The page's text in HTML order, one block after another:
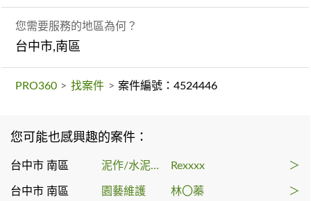
您需要服務的地區為何？
台中市,南區
PRO360 > 找案件 > 案件編號：4524446
您可能也感興趣的案件：
台中市 南區 泥作/水泥施工 Rexxxx ＞
台中市 南區 園藝維護 林〇蓁 ＞